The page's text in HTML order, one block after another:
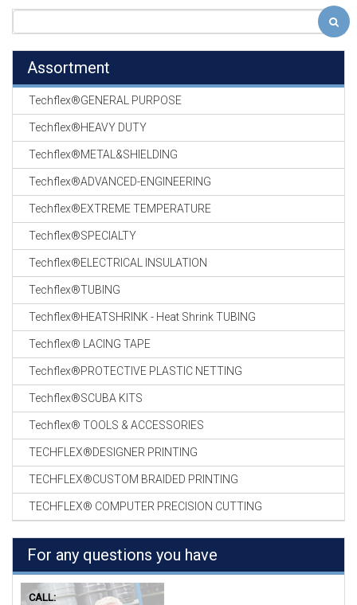
Assortment
Techflex®GENERAL PURPOSE
Techflex®HEAVY DUTY
Techflex®METAL&SHIELDING
Techflex®ADVANCED-ENGINEERING
Techflex®EXTREME TEMPERATURE
Techflex®SPECIALTY
Techflex®ELECTRICAL INSULATION
Techflex®TUBING
Techflex®HEATSHRINK - Heat Shrink TUBING
Techflex® LACING TAPE
Techflex®PROTECTIVE PLASTIC NETTING
Techflex®SCUBA KITS
Techflex® TOOLS & ACCESSORIES
TECHFLEX®DESIGNER PRINTING
TECHFLEX®CUSTOM BRAIDED PRINTING
TECHFLEX® COMPUTER PRECISION CUTTING
For any questions you have
CALL: